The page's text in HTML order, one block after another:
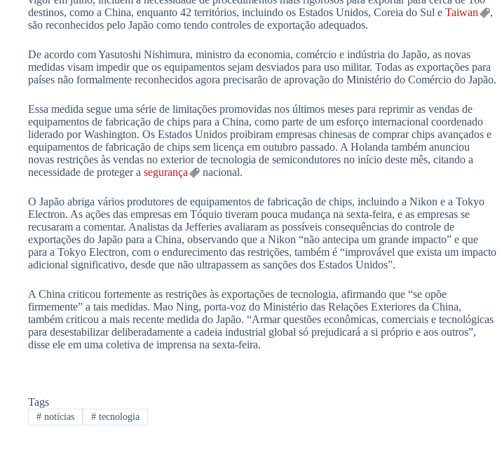
destinos, como a China, enquanto 42 territórios, incluindo os Estados Unidos, Coreia do Sul e Taiwan
,
são reconhecidos pelo Japão como tendo controles de exportação adequados.
De acordo com Yasutoshi Nishimura, ministro da economia, comércio e indústria do Japão, as novas
medidas visam impedir que os equipamentos sejam desviados para uso militar. Todas as exportações para
países não formalmente reconhecidos agora precisarão de aprovação do Ministério do Comércio do Japão.
Essa medida segue uma série de limitações promovidas nos últimos meses para reprimir as vendas de
equipamentos de fabricação de chips para a China, como parte de um esforço internacional coordenado
liderado por Washington. Os Estados Unidos proibiram empresas chinesas de comprar chips avançados e
equipamentos de fabricação de chips sem licença em outubro passado. A Holanda também anunciou
novas restrições às vendas no exterior de tecnologia de semicondutores no início deste mês, citando a
necessidade de proteger a segurança nacional.
O Japão abriga vários produtores de equipamentos de fabricação de chips, incluindo a Nikon e a Tokyo
Electron. As ações das empresas em Tóquio tiveram pouca mudança na sexta-feira, e as empresas se
recusaram a comentar. Analistas da Jefferies avaliaram as possíveis consequências do controle de
exportações do Japão para a China, observando que a Nikon “não antecipa um grande impacto” e que
para a Tokyo Electron, com o endurecimento das restrições, também é “improvável que exista um impacto
adicional significativo, desde que não ultrapassem as sanções dos Estados Unidos”.
A China criticou fortemente as restrições às exportações de tecnologia, afirmando que “se opõe
firmemente” a tais medidas. Mao Ning, porta-voz do Ministério das Relações Exteriores da China,
também criticou a mais recente medida do Japão. “Armar questões econômicas, comerciais e tecnológicas
para desestabilizar deliberadamente a cadeia industrial global só prejudicará a si próprio e aos outros”,
disse ele em uma coletiva de imprensa na sexta-feira.
Tags
#notícias #tecnologia